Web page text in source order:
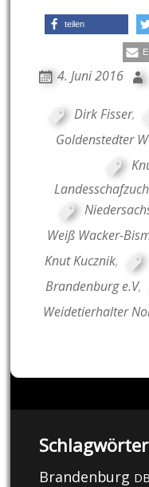
teilen
4. Juni 2016
Dirk Fisser,
Goldenstedter
Weiß Wacker-
Knut Kucznik,
Brandenburg e.V,
Weidetierhalter
Schlagwörter
Brandenburg